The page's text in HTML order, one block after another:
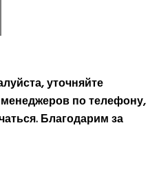
уточняйте
по телефону,
Благодарим за